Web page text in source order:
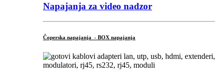
Napajanja za video nadzor
Čoperska napajanja - BOX napajanja